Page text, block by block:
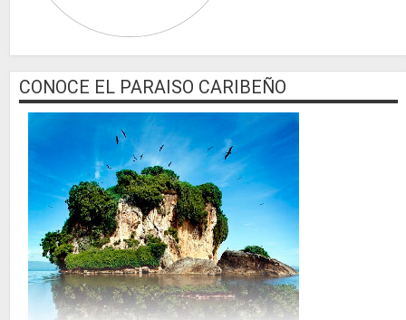
CONOCE EL PARAISO CARIBEÑO